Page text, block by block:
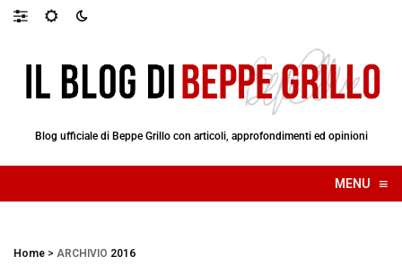
Blog ufficiale di Beppe Grillo con articoli, approfondimenti ed opinioni
MENU ≡
☰
Home > ARCHIVIO 2016